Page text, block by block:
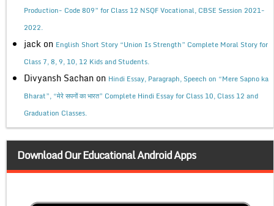
Production- Code 809” for Class 12 NSQF Vocational, CBSE Session 2021-
2022.
jack on English Short Story “Union Is Strength” Complete Moral Story for
Class 7, 8, 9, 10, 12 Kids and Students.
Divyansh Sachan on Hindi Essay, Paragraph, Speech on “Mere Sapno ka
Bharat”, “मेरे सपनों का भारत” Complete Hindi Essay for Class 10, Class 12 and
Graduation Classes.
Download Our Educational Android Apps